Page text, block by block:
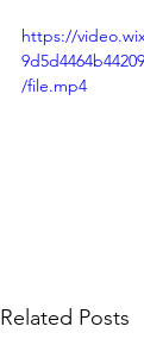
https://
/file.mp4
Related Posts